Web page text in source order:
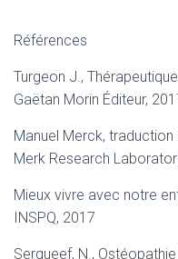
Références
Turgeon J.,
Gaëtan Morin Éditeur,
Manuel Merck,
Merk Research
Mieux vivre avec notre
INSPQ, 2017
Sergueef, N.,